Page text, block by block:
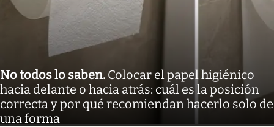
No todos lo saben. Colocar el papel higiénico
hacia delante o hacia atrás: cuál es la posición
correcta y por qué recomiendan hacerlo solo de
una forma